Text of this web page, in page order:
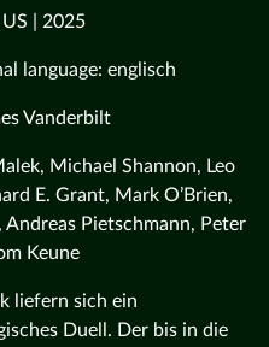
| 2025
language: englisch
Vanderbilt
Michael Shannon, Leo
E. Grant, Mark O’Brien,
Pietschmann, Peter
Keune
liefern sich ein
Duell. Der bis in die